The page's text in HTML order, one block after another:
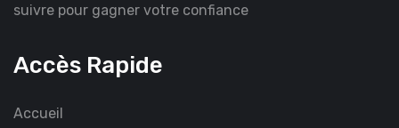
suivre pour gagner votre confiance
Accès Rapide
Accueil